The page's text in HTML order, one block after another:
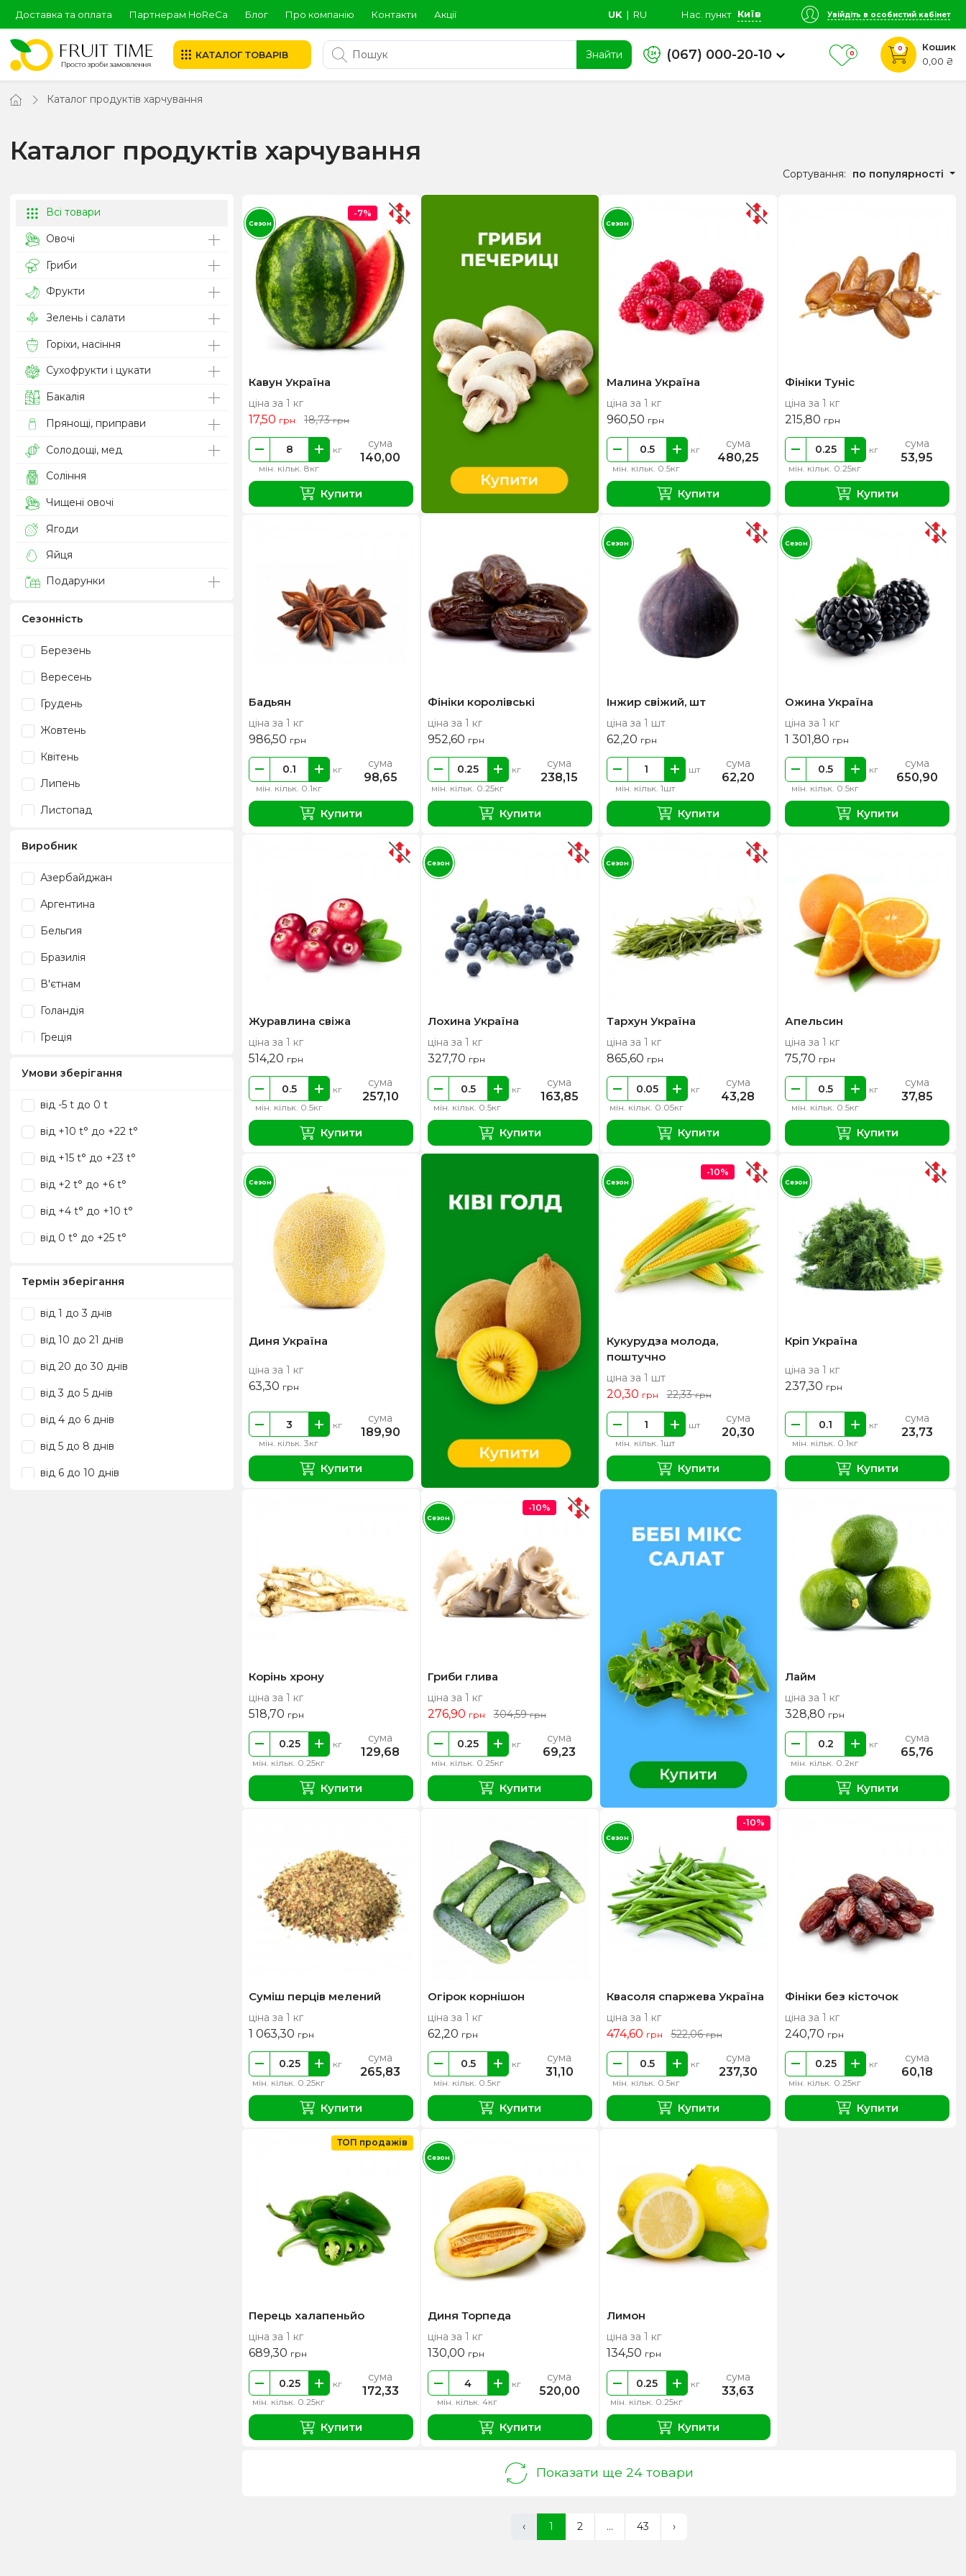
Доставка та оплата Партнерам HoReCa Блог Про компанію Контакти Акції UK ∣ RU Нас. пункт Київ Увійдіть в особистий кабінет
КАТАЛОГ ТОВАРІВ Знайти (067) 000-20-10 0
0
Кошик
0,00 ₴
Каталог продуктів харчування
Каталог продуктів харчування
Сортування: по популярності
Всі товари
Овочі
Гриби
Фрукти
Зелень і салати
Горіхи, насіння
Сухофрукти і цукати
Бакалія
Прянощі, приправи
Солодощі, мед
Соління
Чищені овочі
Ягоди
Яйця
Подарунки
Сезонність
Березень
Вересень
Грудень
Жовтень
Квітень
Липень
Листопад
Виробник
Азербайджан
Аргентина
Бельгия
Бразилія
В'єтнам
Голандія
Греція
Іспанія
Умови зберігання
від -5 t до 0 t
від +10 t° до +22 t°
від +15 t° до +23 t°
від +2 t° до +6 t°
від +4 t° до +10 t°
від 0 t° до +25 t°
Термін зберігання
від 1 до 3 днів
від 10 до 21 днів
від 20 до 30 днів
від 3 до 5 днів
від 4 до 6 днів
від 5 до 8 днів
від 6 до 10 днів
Кавун Україна
ціна за 1 кг
17,50 грн 18,73грн
мін. кільк. 8кг
кг сума
140,00
Купити
-7%
Сезон
Малина Україна
ціна за 1 кг
960,50 грн
мін. кільк. 0.5кг
кг сума
480,25
Купити
Сезон
Фініки Туніс
ціна за 1 кг
215,80 грн
мін. кільк. 0.25кг
кг сума
53,95
Купити
Бадьян
ціна за 1 кг
986,50 грн
мін. кільк. 0.1кг
кг сума
98,65
Купити
Фініки королівські
ціна за 1 кг
952,60 грн
мін. кільк. 0.25кг
кг сума
238,15
Купити
Інжир свіжий, шт
ціна за 1 шт
62,20 грн
мін. кільк. 1шт
шт сума
62,20
Купити
Сезон
Ожина Україна
ціна за 1 кг
1 301,80 грн
мін. кільк. 0.5кг
кг сума
650,90
Купити
Сезон
Журавлина свіжа
ціна за 1 кг
514,20 грн
мін. кільк. 0.5кг
кг сума
257,10
Купити
Лохина Україна
ціна за 1 кг
327,70 грн
мін. кільк. 0.5кг
кг сума
163,85
Купити
Сезон
Тархун Україна
ціна за 1 кг
865,60 грн
мін. кільк. 0.05кг
кг сума
43,28
Купити
Сезон
Апельсин
ціна за 1 кг
75,70 грн
мін. кільк. 0.5кг
кг сума
37,85
Купити
Диня Україна
ціна за 1 кг
63,30 грн
мін. кільк. 3кг
кг сума
189,90
Купити
Сезон
Кукурудза молода,
поштучно
ціна за 1 шт
20,30 грн 22,33грн
мін. кільк. 1шт
шт сума
20,30
Купити
-10%
Сезон
Кріп Україна
ціна за 1 кг
237,30 грн
мін. кільк. 0.1кг
кг сума
23,73
Купити
Сезон
Корінь хрону
ціна за 1 кг
518,70 грн
мін. кільк. 0.25кг
кг сума
129,68
Купити
Гриби глива
ціна за 1 кг
276,90 грн 304,59грн
мін. кільк. 0.25кг
кг сума
69,23
Купити
-10%
Сезон
Лайм
ціна за 1 кг
328,80 грн
мін. кільк. 0.2кг
кг сума
65,76
Купити
Суміш перців мелений
ціна за 1 кг
1 063,30 грн
мін. кільк. 0.25кг
кг сума
265,83
Купити
Огірок корнішон
ціна за 1 кг
62,20 грн
мін. кільк. 0.5кг
кг сума
31,10
Купити
Квасоля спаржева Україна
ціна за 1 кг
474,60 грн 522,06грн
мін. кільк. 0.5кг
кг сума
237,30
Купити
-10%
Сезон
Фініки без кісточок
ціна за 1 кг
240,70 грн
мін. кільк. 0.25кг
кг сума
60,18
Купити
Перець халапеньйо
ціна за 1 кг
689,30 грн
мін. кільк. 0.25кг
кг сума
172,33
Купити
ТОП продажів
Диня Торпеда
ціна за 1 кг
130,00 грн
мін. кільк. 4кг
кг сума
520,00
Купити
Сезон
Лимон
ціна за 1 кг
134,50 грн
мін. кільк. 0.25кг
кг сума
33,63
Купити
Показати ще 24 товари
‹ 1 2 ... 43 ›